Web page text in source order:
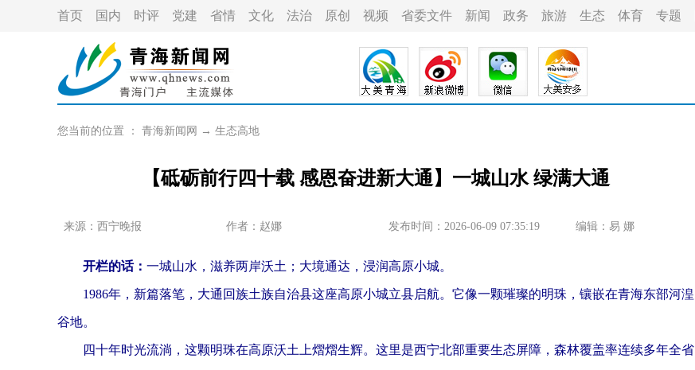
首页 国内 时评 党建 省情 文化 法治 原创 视频 省委文件 新闻 政务 旅游 生态 体育 专题
您当前的位置 ： 青海新闻网 → 生态高地
【砥砺前行四十载 感恩奋进新大通】一城山水 绿满大通
来源：西宁晚报 作者： 赵娜 发布时间：2026-06-09 07:35:19 编辑：易 娜
开栏的话： 一城山水，滋养两岸沃土；大境通达，浸润高原小城。
1986年，新篇落笔，大通回族土族自治县这座高原小城立县启航。它像一颗璀璨的明珠，镶嵌在青海东部河湟
谷地。
四十年时光流淌，这颗明珠在高原沃土上熠熠生辉。这里是西宁北部重要生态屏障，森林覆盖率连续多年全省